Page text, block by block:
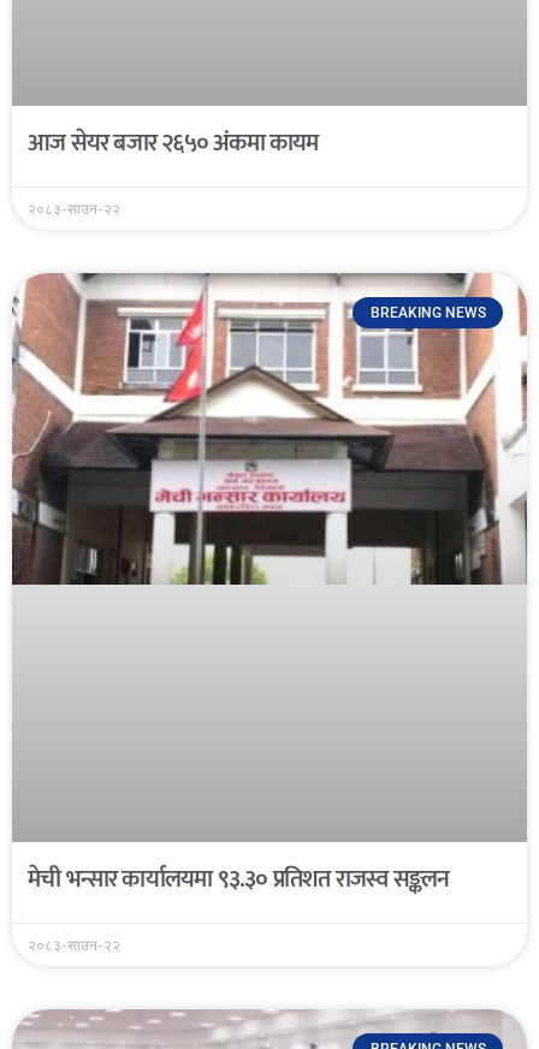
आज सेयर बजार २६५० अंकमा कायम
२०८३-साउन-२२
BREAKING NEWS
मेची भन्सार कार्यालयमा ९३.३० प्रतिशत राजस्व सङ्कलन
२०८३-साउन-२२